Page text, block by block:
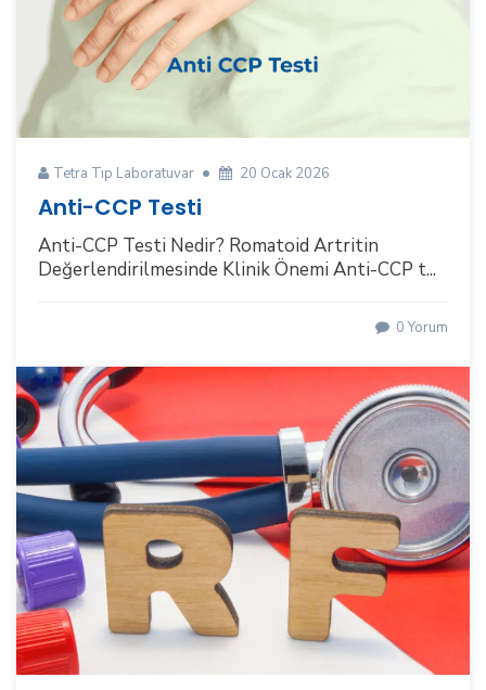
Tetra Tıp Laboratuvar 20 Ocak 2026
Anti-CCP Testi
Anti-CCP Testi Nedir? Romatoid Artritin
Değerlendirilmesinde Klinik Önemi Anti-CCP t...
0 Yorum